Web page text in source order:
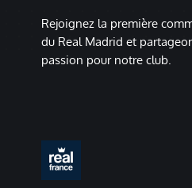
Rejoignez la première
du Real Madrid et
passion pour notre club.